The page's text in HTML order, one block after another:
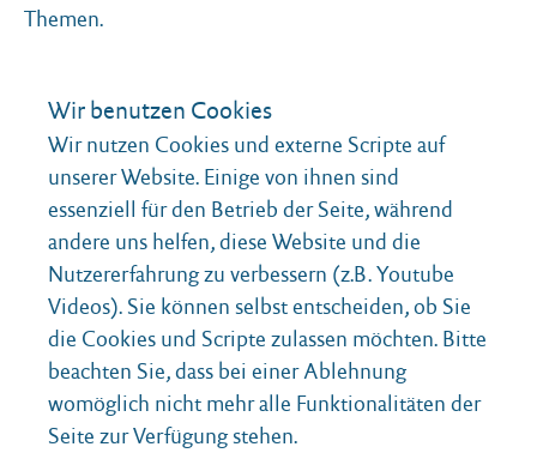
Themen.
ALLE ANSEHEN
Wir benutzen Cookies
Wir nutzen Cookies und externe Scripte auf
unserer Website. Einige von ihnen sind
essenziell für den Betrieb der Seite, während
andere uns helfen, diese Website und die
Nutzererfahrung zu verbessern (z.B. Youtube
Videos). Sie können selbst entscheiden, ob Sie
die Cookies und Scripte zulassen möchten. Bitte
beachten Sie, dass bei einer Ablehnung
womöglich nicht mehr alle Funktionalitäten der
Seite zur Verfügung stehen.